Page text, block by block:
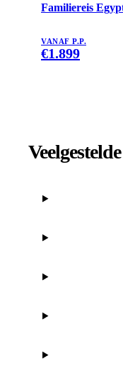
Familiereis
VANAF P.P.
€1.899